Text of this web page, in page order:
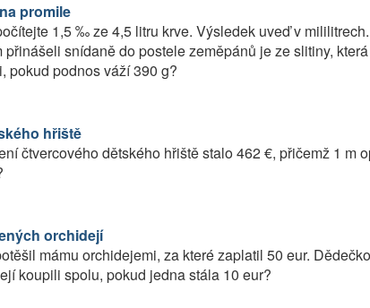
promile
1,5 ‰ ze 4,5 litru krve. Výsledek uveď v
přinášeli snídaně do postele zeměpánů je ze slitiny,
pokud podnos váží 390 g?
hřiště
čtvercového dětského hřiště stalo 462 €, přičemž 1 m
orchidejí
mámu orchidejemi, za které zaplatil 50 eur.
koupili spolu, pokud jedna stála 10 eur?